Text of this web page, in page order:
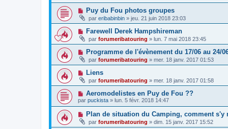
Puy du Fou photos groupes
par eribabinbin » jeu. 21 juin 2018 23:03
Farewell Derek Hampshireman
par forumeribatouring » lun. 7 mai 2018 23:45
Programme de l'évènement du 17/06 au 24/
par forumeribatouring » mer. 18 janv. 2017 01:53
Liens
par forumeribatouring » mer. 18 janv. 2017 01:58
Aeromodelistes en Puy de Fou ??
par puckista » lun. 5 févr. 2018 14:47
Plan de situation du Camping, comment s'y
par forumeribatouring » dim. 15 janv. 2017 15:52